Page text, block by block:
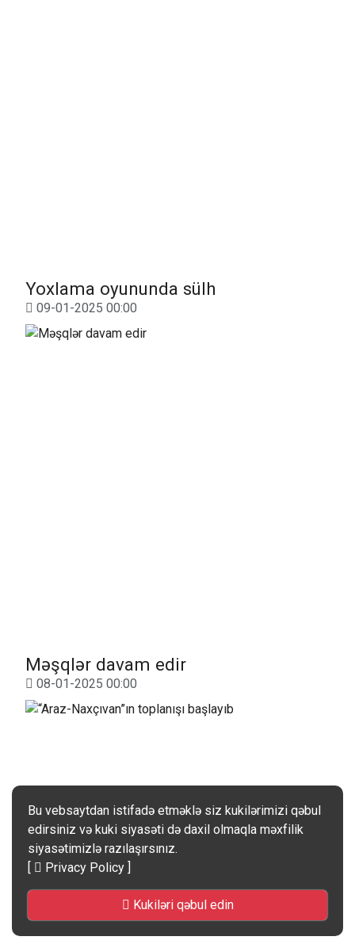
Yoxlama oyununda sülh
09-01-2025 00:00
Məşqlər davam edir
08-01-2025 00:00
Bu vebsaytdan istifadə etməklə siz kukilərimizi qəbul
edirsiniz və kuki siyasəti də daxil olmaqla məxfilik
siyasətimizlə razılaşırsınız.
[
Privacy Policy ]
Kukiləri qəbul edin